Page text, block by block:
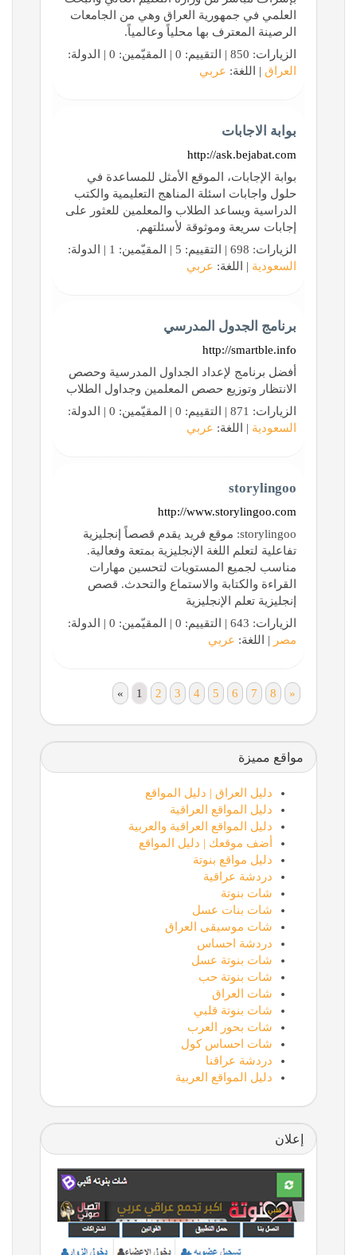
العلمي في جمهورية العراق وهي من الجامعات
الرصينة المعترف بها محلياً وعالمياً.
الزيارات: 850 | التقييم: 0 | المقيّمين: 0 | الدولة:
العراق | اللغة: عربي
بوابة الاجابات
http://ask.bejabat.com
بوابة الإجابات، الموقع الأمثل للمساعدة في
حلول واجابات اسئلة المناهج التعليمية والكتب
الدراسية ويساعد الطلاب والمعلمين للعثور على
إجابات سريعة وموثوقة لأسئلتهم.
الزيارات: 698 | التقييم: 5 | المقيّمين: 1 | الدولة:
السعودية | اللغة: عربي
برنامج الجدول المدرسي
http://smartble.info
أفضل برنامج لإعداد الجداول المدرسية وحصص
الانتظار وتوزيع حصص المعلمين وجداول الطلاب
الزيارات: 871 | التقييم: 0 | المقيّمين: 0 | الدولة:
السعودية | اللغة: عربي
storylingoo
http://www.storylingoo.com
storylingoo: موقع فريد يقدم قصصاً إنجليزية
تفاعلية لتعلم اللغة الإنجليزية بمتعة وفعالية.
مناسب لجميع المستويات لتحسين مهارات
القراءة والكتابة والاستماع والتحدث. قصص
إنجليزية تعلم الإنجليزية
الزيارات: 643 | التقييم: 0 | المقيّمين: 0 | الدولة:
مصر | اللغة: عربي
« 1 2 3 4 5 6 7 8 »
مواقع مميزة
دليل العراق | دليل المواقع
دليل المواقع العراقية
دليل المواقع العراقية والعربية
أضف موقعك | دليل المواقع
دليل مواقع بنوتة
دردشة عراقية
شات بنوتة
شات بنات عسل
شات موسيقى العراق
دردشة احساس
شات بنوتة عسل
شات بنوتة حب
شات العراق
شات بنوتة قلبي
شات بحور العرب
شات احساس كول
دردشة عراقنا
دليل المواقع العربية
إعلان